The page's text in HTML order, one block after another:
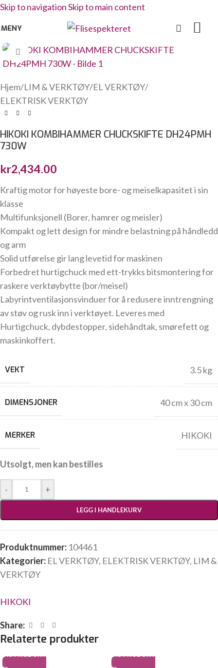
Skip to navigationSkip to main content
MENY
Click to enlarge
Hjem/LIM & VERKTØY/EL VERKTØY/
ELEKTRISK VERKTØY
HIKOKI KOMBIHAMMER CHUCKSKIFTE DH24PMH
730W
kr2,434.00
Kraftig motor for høyeste bore- og meiselkapasitet i sin
klasse
Multifunksjonell (Borer, hamrer og meisler)
Kompakt og lett design for mindre belastning på håndledd
og arm
Solid utførelse gir lang levetid for maskinen
Forbedret hurtigchuck med ett-trykks bitsmontering for
raskere verktøybytte (bor/meisel)
Labyrintventilasjonsvinduer for å redusere inntrengning
av støv og rusk inn i verktøyet. Leveres med
Hurtigchuck, dybdestopper, sidehåndtak, smørefett og
maskinkoffert.
VEKT 3.5 kg
DIMENSJONER 40 cm x 30 cm
MERKER HIKOKI
Utsolgt, men kan bestilles
- +
LEGG I HANDLEKURV
Produktnummer: 104461
Kategorier: EL VERKTØY, ELEKTRISK VERKTØY, LIM &
VERKTØY
HIKOKI
Share:
Relaterte produkter